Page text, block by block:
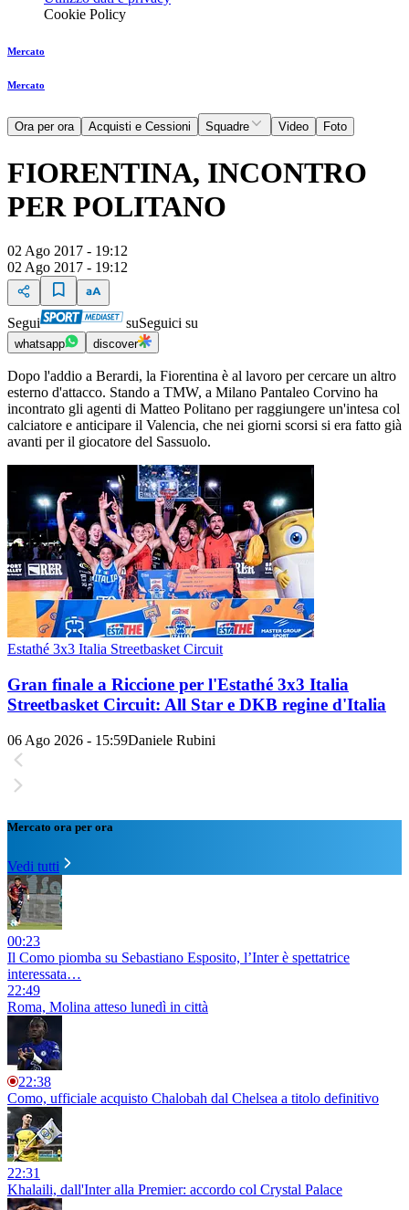
Cookie Policy
Mercato
Mercato
Ora per ora Acquisti e Cessioni Squadre Video Foto
FIORENTINA, INCONTRO
PER POLITANO
02 Ago 2017 - 19:12
02 Ago 2017 - 19:12
Segui suSeguici su
whatsapp discover
Dopo l'addio a Berardi, la Fiorentina è al lavoro per cercare un altro
esterno d'attacco. Stando a TMW, a Milano Pantaleo Corvino ha
incontrato gli agenti di Matteo Politano per raggiungere un'intesa col
calciatore e anticipare il Valencia, che nei giorni scorsi si era fatto già
avanti per il giocatore del Sassuolo.
Estathé 3x3 Italia Streetbasket Circuit
Gran finale a Riccione per l'Estathé 3x3 Italia
Streetbasket Circuit: All Star e DKB regine d'Italia
06 Ago 2026 - 15:59Daniele Rubini
Mercato ora per ora
Vedi tutti
00:23
Il Como piomba su Sebastiano Esposito, l’Inter è spettatrice
interessata…
22:49
Roma, Molina atteso lunedì in città
22:38
Como, ufficiale acquisto Chalobah dal Chelsea a titolo definitivo
22:31
Khalaili, dall'Inter alla Premier: accordo col Crystal Palace